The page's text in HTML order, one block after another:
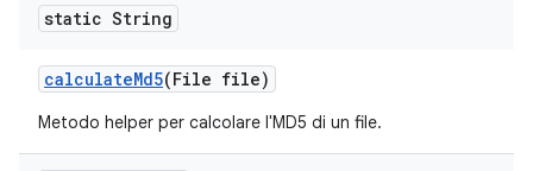
static String
calculateMd5(File file)
Metodo helper per calcolare l'MD5 di un file.